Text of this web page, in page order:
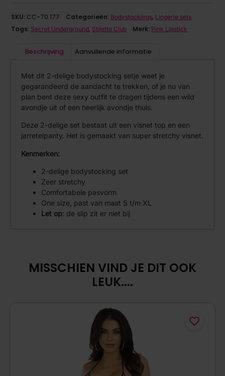
SKU: CC-70.177 Categorieën: Bodystockings, Lingerie sets
Tags: Secret Underground, Stiletto Club Merk: Pink Lipstick
Beschrijving Aanvullende informatie
Met dit 2-delige bodystocking setje weet je
gegarandeerd de aandacht te trekken, of je nu van
plan bent deze sexy outfit te dragen tijdens een wild
avondje uit of een heerlijk avondje thuis.
Deze 2-delige set bestaat uit een visnet top en een
jarretelpanty. Het is gemaakt van super stretchy visnet.
Kenmerken:
2-delige bodystocking set
Zeer stretchy
Comfortabele pasvorm
One size, past van maat S t/m XL
Let op: de slip zit er niet bij
MISSCHIEN VIND JE DIT OOK
LEUK....